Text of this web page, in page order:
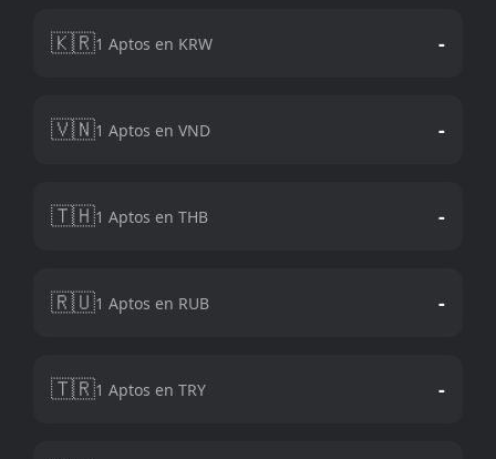
🇰🇷1 Aptos en KRW -
🇻🇳1 Aptos en VND -
🇹🇭1 Aptos en THB -
🇷🇺1 Aptos en RUB -
🇹🇷1 Aptos en TRY -